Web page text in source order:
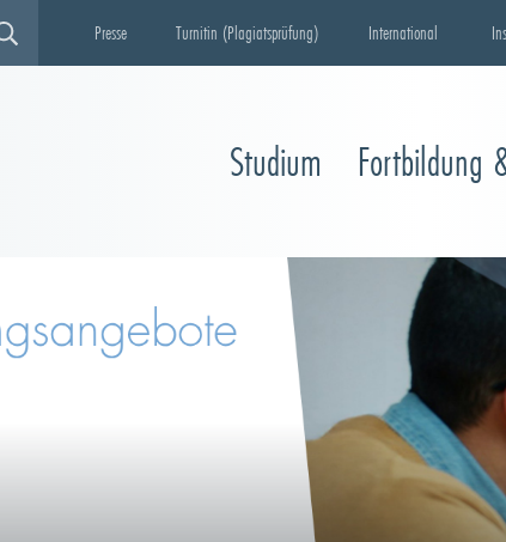
Presse Turnitin (Plagiatsprüfung) International
Studium Fortbildung